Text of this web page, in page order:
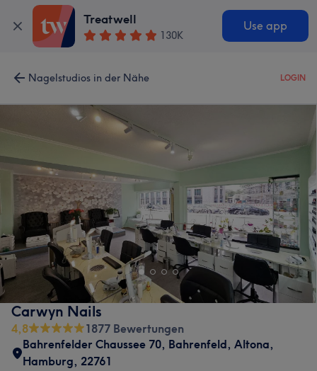
Treatwell
130K
Use app
Nagelstudios in der Nähe LOGIN
Carwyn Nails
4,8
1877 Bewertungen
Bahrenfelder Chaussee 70, Bahrenfeld, Altona,
Hamburg, 22761